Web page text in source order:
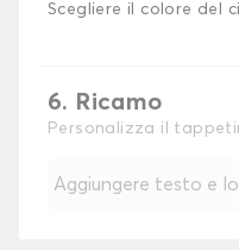
Scegliere il colore del
6. Ricamo
Personalizza il
Aggiungere testo e